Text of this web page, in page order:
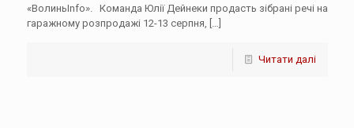
«ВолиньInfo». Команда Юлії Дейнеки продасть зібрані речі на
гаражному розпродажі 12-13 серпня, […]
Читати далі